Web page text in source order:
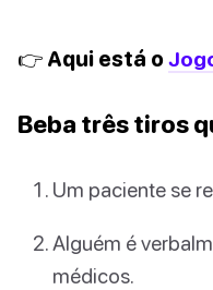
👉 Aqui está o
Beba três tiros
Um paciente se
Alguém é
médicos.